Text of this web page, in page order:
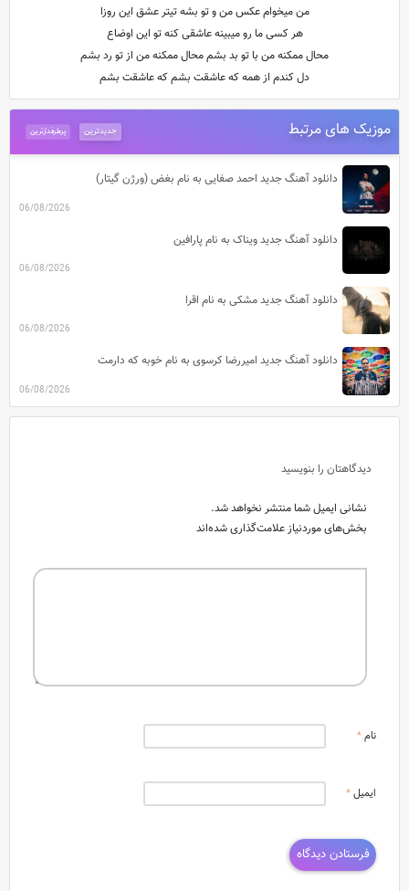
من میخوام عکس من و تو بشه تیتر عشق این روزا
هر کسی ما رو میبینه عاشقی کنه تو این اوضاع
محال ممکنه من با تو بد بشم محال ممکنه من از تو رد بشم
دل کندم از همه که عاشقت بشم که عاشقت بشم
موزیک های مرتبط پرطرفدارترین جدیدترین
دانلود آهنگ جدید احمد صفایی به نام بغض (ورژن گیتار)
06/08/2026
دانلود آهنگ جدید ویناک به نام پارافین
06/08/2026
دانلود آهنگ جدید مشکی به نام اقرا
06/08/2026
دانلود آهنگ جدید امیررضا کرسوی به نام خوبه که دارمت
06/08/2026
دیدگاهتان را بنویسید
نشانی ایمیل شما منتشر نخواهد شد.
بخش‌های موردنیاز علامت‌گذاری شده‌اند
نام*
ایمیل*